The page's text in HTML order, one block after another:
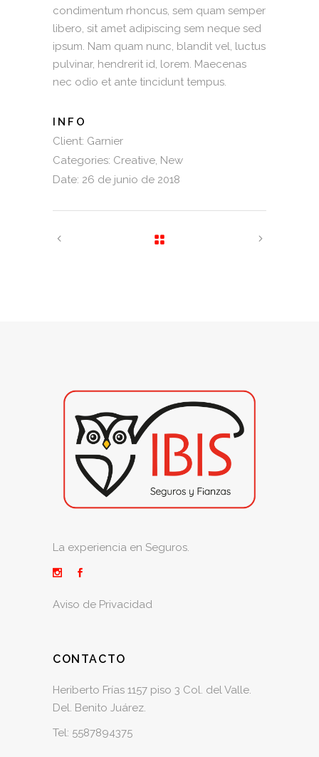
condimentum rhoncus, sem quam semper
libero, sit amet adipiscing sem neque sed
ipsum. Nam quam nunc, blandit vel, luctus
pulvinar, hendrerit id, lorem. Maecenas
nec odio et ante tincidunt tempus.
INFO
Client: Garnier
Categories: Creative New
Date: 26 de junio de 2018
La experiencia en Seguros.
Aviso de Privacidad
CONTACTO
Heriberto Frías 1157 piso 3 Col. del Valle.
Del. Benito Juárez.
Tel: 5587894375